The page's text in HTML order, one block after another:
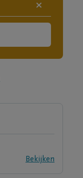
×
Bekijken